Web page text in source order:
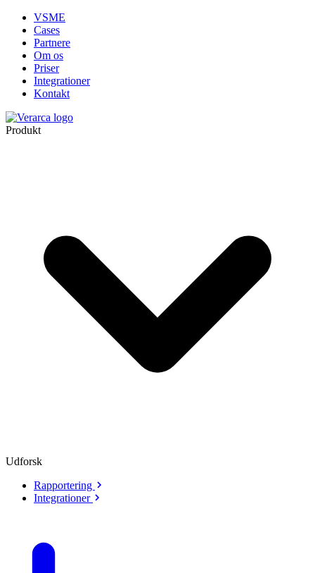
VSME
Cases
Partnere
Om os
Priser
Integrationer
Kontakt
Produkt
Udforsk
Rapportering
Integrationer